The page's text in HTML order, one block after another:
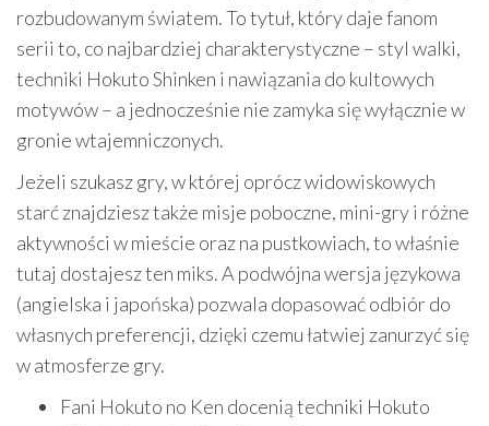
rozbudowanym światem. To tytuł, który daje fanom
serii to, co najbardziej charakterystyczne – styl walki,
techniki Hokuto Shinken i nawiązania do kultowych
motywów – a jednocześnie nie zamyka się wyłącznie w
gronie wtajemniczonych.
Jeżeli szukasz gry, w której oprócz widowiskowych
starć znajdziesz także misje poboczne, mini-gry i różne
aktywności w mieście oraz na pustkowiach, to właśnie
tutaj dostajesz ten miks. A podwójna wersja językowa
(angielska i japońska) pozwala dopasować odbiór do
własnych preferencji, dzięki czemu łatwiej zanurzyć się
w atmosferze gry.
Fani Hokuto no Ken docenią techniki Hokuto